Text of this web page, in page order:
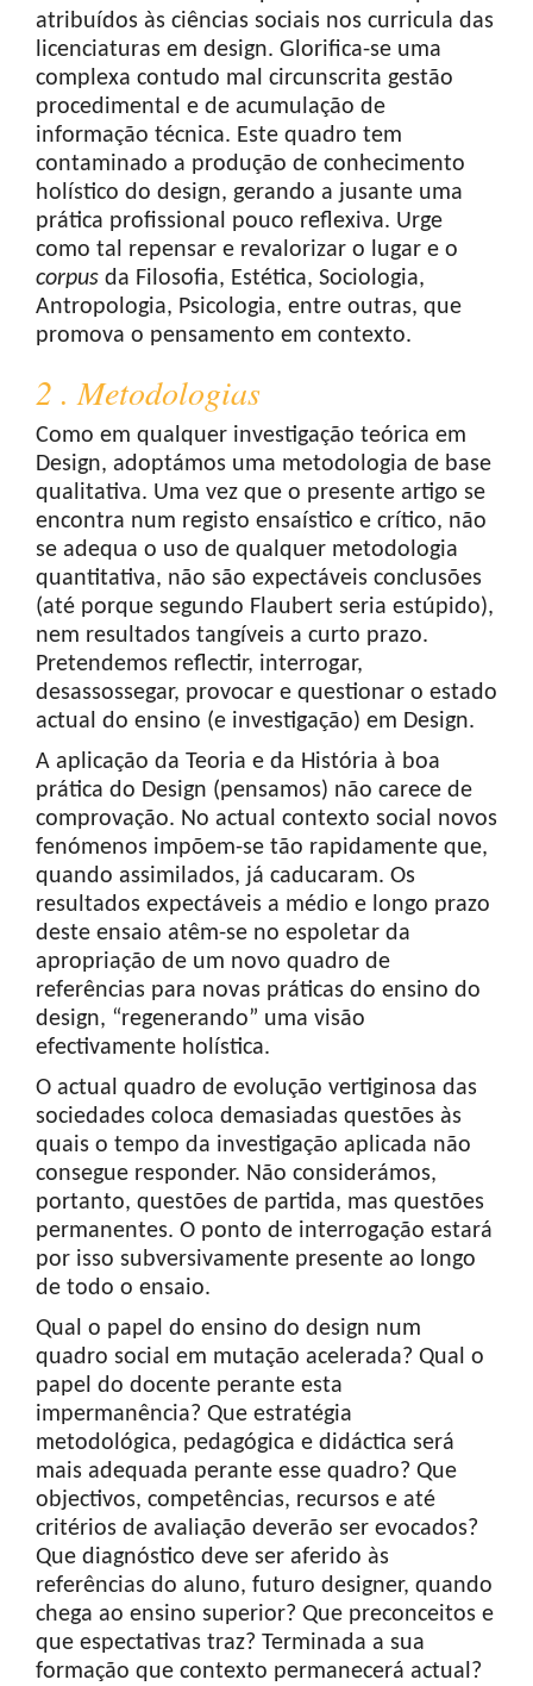
atribuídos às ciências sociais nos curricula das
licenciaturas em design. Glorifica-se uma
complexa contudo mal circunscrita gestão
procedimental e de acumulação de
informação técnica. Este quadro tem
contaminado a produção de conhecimento
holístico do design, gerando a jusante uma
prática profissional pouco reflexiva. Urge
como tal repensar e revalorizar o lugar e o
corpus da Filosofia, Estética, Sociologia,
Antropologia, Psicologia, entre outras, que
promova o pensamento em contexto.
2 . Metodologias
Como em qualquer investigação teórica em
Design, adoptámos uma metodologia de base
qualitativa. Uma vez que o presente artigo se
encontra num registo ensaístico e crítico, não
se adequa o uso de qualquer metodologia
quantitativa, não são expectáveis conclusões
(até porque segundo Flaubert seria estúpido),
nem resultados tangíveis a curto prazo.
Pretendemos reflectir, interrogar,
desassossegar, provocar e questionar o estado
actual do ensino (e investigação) em Design.
A aplicação da Teoria e da História à boa
prática do Design (pensamos) não carece de
comprovação. No actual contexto social novos
fenómenos impõem-se tão rapidamente que,
quando assimilados, já caducaram. Os
resultados expectáveis a médio e longo prazo
deste ensaio atêm-se no espoletar da
apropriação de um novo quadro de
referências para novas práticas do ensino do
design, “regenerando” uma visão
efectivamente holística.
O actual quadro de evolução vertiginosa das
sociedades coloca demasiadas questões às
quais o tempo da investigação aplicada não
consegue responder. Não considerámos,
portanto, questões de partida, mas questões
permanentes. O ponto de interrogação estará
por isso subversivamente presente ao longo
de todo o ensaio.
Qual o papel do ensino do design num
quadro social em mutação acelerada? Qual o
papel do docente perante esta
impermanência? Que estratégia
metodológica, pedagógica e didáctica será
mais adequada perante esse quadro? Que
objectivos, competências, recursos e até
critérios de avaliação deverão ser evocados?
Que diagnóstico deve ser aferido às
referências do aluno, futuro designer, quando
chega ao ensino superior? Que preconceitos e
que espectativas traz? Terminada a sua
formação que contexto permanecerá actual?